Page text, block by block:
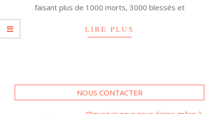
faisant plus de 1000 morts, 3000 blessés et
LIRE PLUS
NOUS CONTACTER